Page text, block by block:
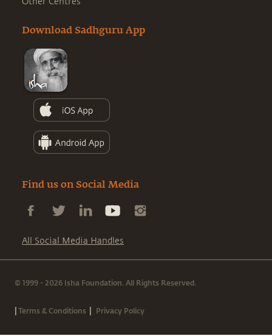
Download Sadhguru App
Find us on Social Media
All Social Media Handles
© 1999 - 2026 Isha Foundation. All Rights Reserved.
|Terms & Conditions | Privacy Policy